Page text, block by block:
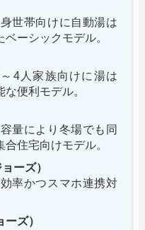
世帯向けに自動湯は
ーシックモデル。
4人家族向けに湯は
便利モデル。
量により冬場でも同
住宅向けモデル。
ーズ）
率かつスマホ連携対
ズ）